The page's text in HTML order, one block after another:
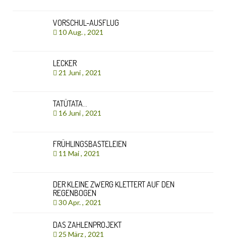
VORSCHUL-AUSFLUG
10 Aug. , 2021
LECKER
21 Juni , 2021
TATÜTATA…
16 Juni , 2021
FRÜHLINGSBASTELEIEN
11 Mai , 2021
DER KLEINE ZWERG KLETTERT AUF DEN
REGENBOGEN
30 Apr. , 2021
DAS ZAHLENPROJEKT
25 März , 2021